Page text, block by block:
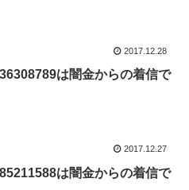
2017.12.28
は闇金からの着信で
2017.12.27
は闇金からの着信で